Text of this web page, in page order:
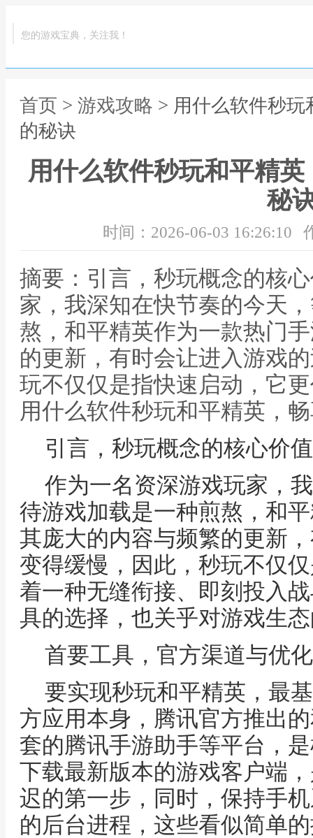
您的游戏宝典，关注我！
首页 > 游戏攻略 > 用什么软件秒
的秘诀
用什么软件秒玩和平精
秘
时间：2026-06-03 16:26:10
摘要：引言，秒玩概念的核
家，我深知在快节奏的今天
熬，和平精英作为一款热门
的更新，有时会让进入游戏
玩不仅仅是指快速启动，它
用什么软件秒玩和平精英，
引言，秒玩概念的核心价值
作为一名资深游戏玩家，
待游戏加载是一种煎熬，和
其庞大的内容与频繁的更新
变得缓慢，因此，秒玩不仅
着一种无缝衔接、即刻投入
具的选择，也关乎对游戏生
首要工具，官方渠道与优
要实现秒玩和平精英，最
方应用本身，腾讯官方推出
套的腾讯手游助手等平台，
下载最新版本的游戏客户端
迟的第一步，同时，保持手
的后台进程，这些看似简单